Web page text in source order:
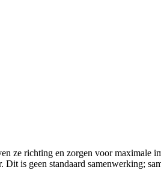
ze richting en zorgen voor maximale
is geen standaard samenwerking;